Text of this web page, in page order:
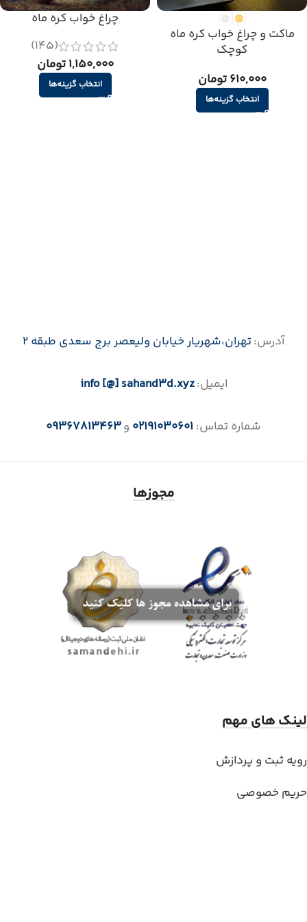
ماکت و چراغ خواب کره ماه
کوچک
610,000 تومان
انتخاب گزینه‌ها
چراغ خواب کره ماه
(145)
1,150,000 تومان
انتخاب گزینه‌ها
آدرس:تهران،‌شهریار خیابان ولیعصر برج سعدی طبقه 2
ایمیل:info [@] sahand3d.xyz
شماره تماس: 02191030601 و09367813463
مجوزها
لینک های مهم
رویه ثبت و پردازش
حریم خصوصی